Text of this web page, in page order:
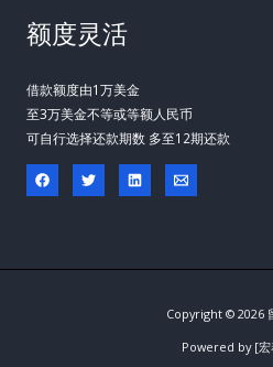
额度灵活
借款额度由1万美金
至3万美金不等或等额人民币
可自行选择还款期数 多至12期还款
Copyright © 2026
Powered by [宏